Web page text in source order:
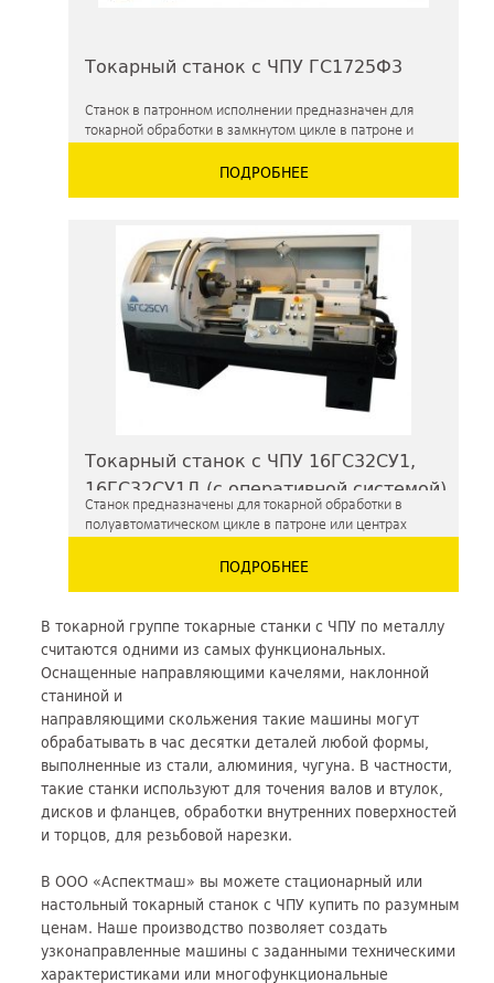
Токарный станок с ЧПУ ГС1725Ф3
Станок в патронном исполнении предназначен для
токарной обработки в замкнутом цикле в патроне и
криволинейным профилем в условиях мелкосерийного и
ПОДРОБНЕЕ
Токарный станок с ЧПУ 16ГС32СУ1,
16ГС32СУ1Д (с оперативной системой)
Станок предназначены для токарной обработки в
полуавтоматическом цикле в патроне или центрах
криволинейным профилем в условиях мелкосерийного
ПОДРОБНЕЕ
В токарной группе токарные станки с ЧПУ по металлу
считаются одними из самых функциональных.
Оснащенные направляющими качелями, наклонной
станиной и
направляющими скольжения такие машины могут
обрабатывать в час десятки деталей любой формы,
выполненные из стали, алюминия, чугуна. В частности,
такие станки используют для точения валов и втулок,
дисков и фланцев, обработки внутренних поверхностей
и торцов, для резьбовой нарезки.
В ООО «Аспектмаш» вы можете стационарный или
настольный токарный станок с ЧПУ купить по разумным
ценам. Наше производство позволяет создать
узконаправленные машины с заданными техническими
характеристиками или многофункциональные